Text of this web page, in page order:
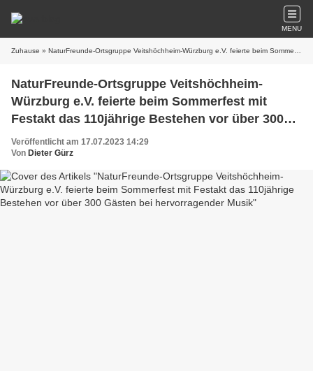
MENU
Zuhause » NaturFreunde-Ortsgruppe Veitshöchheim-Würzburg e.V. feierte beim Sommerfest mit Festakt das 110jährige Bestehen vor über 300 Gästen bei hervorragender Musik
NaturFreunde-Ortsgruppe Veitshöchheim-
Würzburg e.V. feierte beim Sommerfest mit
Festakt das 110jährige Bestehen vor über 300
Gästen bei hervorragender Musik
Veröffentlicht am 17.07.2023 14:29
Von Dieter Gürz